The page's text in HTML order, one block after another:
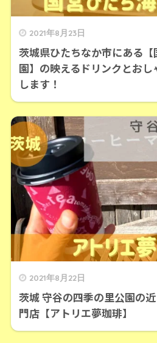
2021年8月23日
茨城県ひたちなか市にある
園】の映えるドリンクとお
します！
2021年8月22日
茨城 守谷の四季の里公園の
門店【アトリエ夢珈琲】